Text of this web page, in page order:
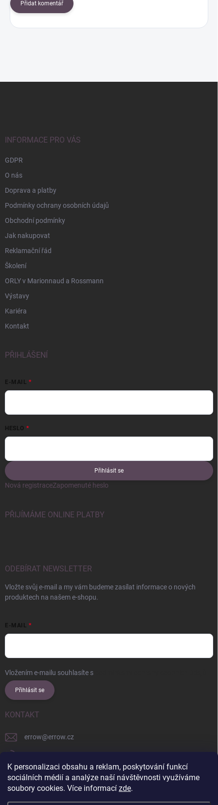
K personalizaci obsahu a reklam, poskytování funkcí
sociálních médií a analýze naší návštěvnosti využíváme
soubory cookies. Více informací zde.
Přidat komentář
INFORMACE PRO VÁS
GDPR
O nás
Doprava a platby
Podmínky ochrany osobních údajů
Obchodní podmínky
Jak nakupovat
Reklamační řád
Školení
ORLY v Marionnaud a Rossmann
Výstavy
Kariéra
Kontakt
PŘIHLÁŠENÍ
E-MAIL
HESLO
Přihlásit se
Nová registraceZapomenuté heslo
PŘIJÍMÁME ONLINE PLATBY
ODEBÍRAT NEWSLETTER
Vložte svůj e-mail a my vám budeme zasílat informace o nových
produktech na našem e-shopu.
E-MAIL
Vložením e-mailu souhlasíte s
Přihlásit se
KONTAKT
errow@errow.cz
explore/locations/957228892/